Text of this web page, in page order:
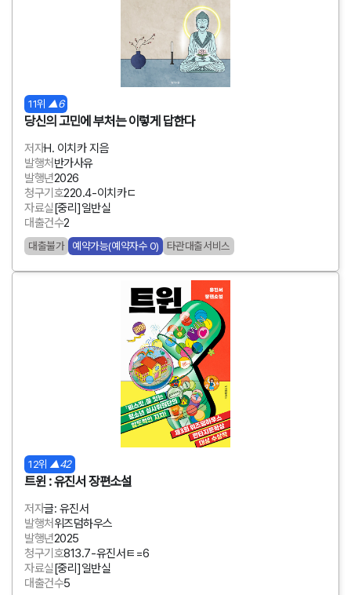
11위▲6
당신의 고민에 부처는 이렇게 답한다
저자H. 이치카 지음
발행처 반가사유
발행년2026
청구기호220.4-이치카ㄷ
자료실 [중리]일반실
대출건수2
대출불가 예약가능(예약자수 0) 타관대출서비스
12위 ▲42
트윈 : 유진서 장편소설
저자글: 유진서
발행처 위즈덤하우스
발행년2025
청구기호813.7-유진서ㅌ=6
자료실[중리]일반실
대출건수5